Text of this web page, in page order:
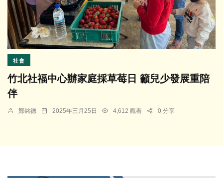
社會
竹北社福中心辦家庭採草莓日 籲兒少發展重陪
伴
鄭銘德 2025年三月25日 4,612 觀看 0 分享